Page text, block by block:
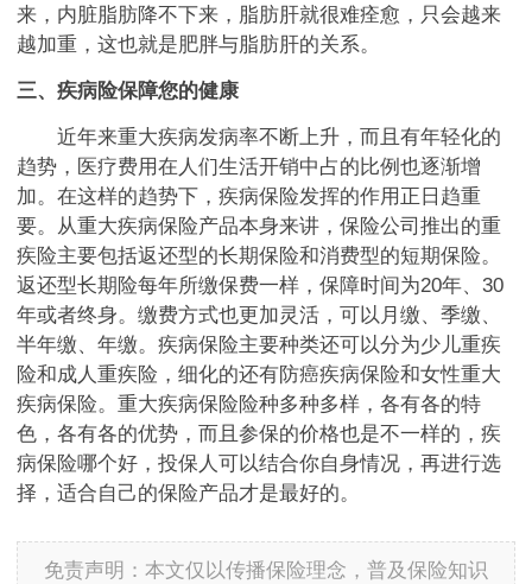
来，内脏脂肪降不下来，脂肪肝就很难痊愈，只会越来
越加重，这也就是肥胖与脂肪肝的关系。
三、疾病险保障您的健康
近年来重大疾病发病率不断上升，而且有年轻化的
趋势，医疗费用在人们生活开销中占的比例也逐渐增
加。在这样的趋势下，疾病保险发挥的作用正日趋重
要。从重大疾病保险产品本身来讲，保险公司推出的重
疾险主要包括返还型的长期保险和消费型的短期保险。
返还型长期险每年所缴保费一样，保障时间为20年、30
年或者终身。缴费方式也更加灵活，可以月缴、季缴、
半年缴、年缴。疾病保险主要种类还可以分为少儿重疾
险和成人重疾险，细化的还有防癌疾病保险和女性重大
疾病保险。重大疾病保险险种多种多样，各有各的特
色，各有各的优势，而且参保的价格也是不一样的，疾
病保险哪个好，投保人可以结合你自身情况，再进行选
择，适合自己的保险产品才是最好的。
免责声明：本文仅以传播保险理念，普及保险知识